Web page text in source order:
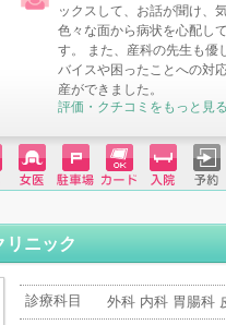
ックスして、お話が聞け、
色々な面から病状を心配し
す。 また、産科の先生も優
バイスや困ったことへの対
産ができました。
評価・クチコミをもっと見る
女医 駐車場クレジ
ード
入院 予約
リニック
診療科目
外科 内科 胃腸科